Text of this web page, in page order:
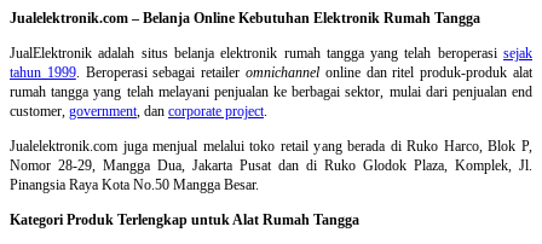
Jualelektronik.com – Belanja Online Kebutuhan Elektronik Rumah Tangga
JualElektronik adalah situs belanja elektronik rumah tanggayang telah beroperasisejak
tahun 1999. Beroperasi sebagai retaileromnichannel online dan ritel produk-produk alat
rumah tangga yang telah melayani penjualan ke berbagai sektor, mulai dari penjualan end
customer, government , dan corporate project
Jualelektronik.com juga menjual melalui toko retail yang berada di Ruko Harco, Blok P,
Nomor 28-29, Mangga Dua, Jakarta Pusat dan di Ruko Glodok Plaza, Komplek, Jl.
Pinangsia Raya Kota No.50 Mangga Besar.
Kategori Produk Terlengkap untuk Alat Rumah Tangga